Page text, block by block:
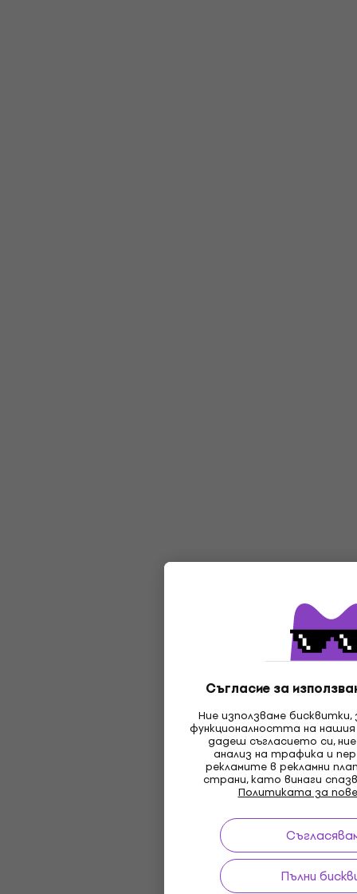
Съгласие за
Ние използваме
функционалността на
дадеш съгласието си,
анализ на трафика и
рекламите в рекламни
страни, като винаги
Политиката за
Пълни